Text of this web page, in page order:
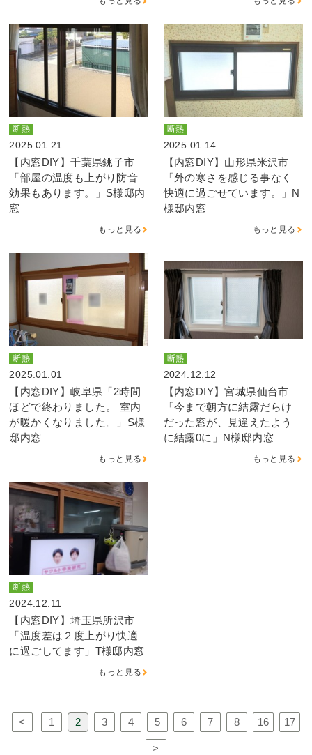
断熱
2025.01.21
【内窓DIY】千葉県銚子市
「部屋の温度も上がり防音
効果もあります。」S様邸内
窓
もっと見る
断熱
2025.01.14
【内窓DIY】山形県米沢市
「外の寒さを感じる事なく
快適に過ごせています。」N
様邸内窓
もっと見る
断熱
2025.01.01
【内窓DIY】岐阜県「2時間
ほどで終わりました。 室内
が暖かくなりました。」S様
邸内窓
もっと見る
断熱
2024.12.12
【内窓DIY】宮城県仙台市
「今まで朝方に結露だらけ
だった窓が、見違えたよう
に結露0に」N様邸内窓
もっと見る
断熱
2024.12.11
【内窓DIY】埼玉県所沢市
「温度差は２度上がり快適
に過ごしてます」T様邸内窓
もっと見る
< 1 2 3 4 5 6 7 8 16 17
>